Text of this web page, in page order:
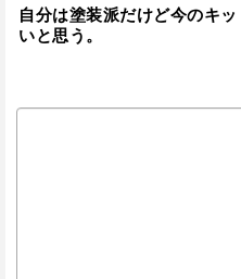
自分は塗装派だけど今のキ
いと思う。